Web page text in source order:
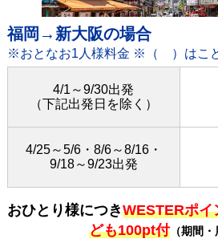
福岡→新大阪の場合
※おとなお1人様料金 ※（ ）はこ
4/1～9/30出発
（下記出発日を除く）
4/25～5/6・8/6～8/16・
9/18～9/23出発
おひとり様につきWESTERポ
ども100pt付（期間・